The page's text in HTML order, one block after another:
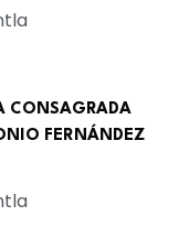
CONSAGRADA
FERNÁNDEZ